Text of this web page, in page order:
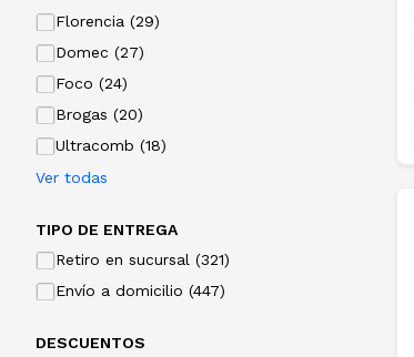
Florencia (29)
Domec (27)
Foco (24)
Brogas (20)
Ultracomb (18)
Ver todas
TIPO DE ENTREGA
Retiro en sucursal (321)
Envío a domicilio (447)
DESCUENTOS